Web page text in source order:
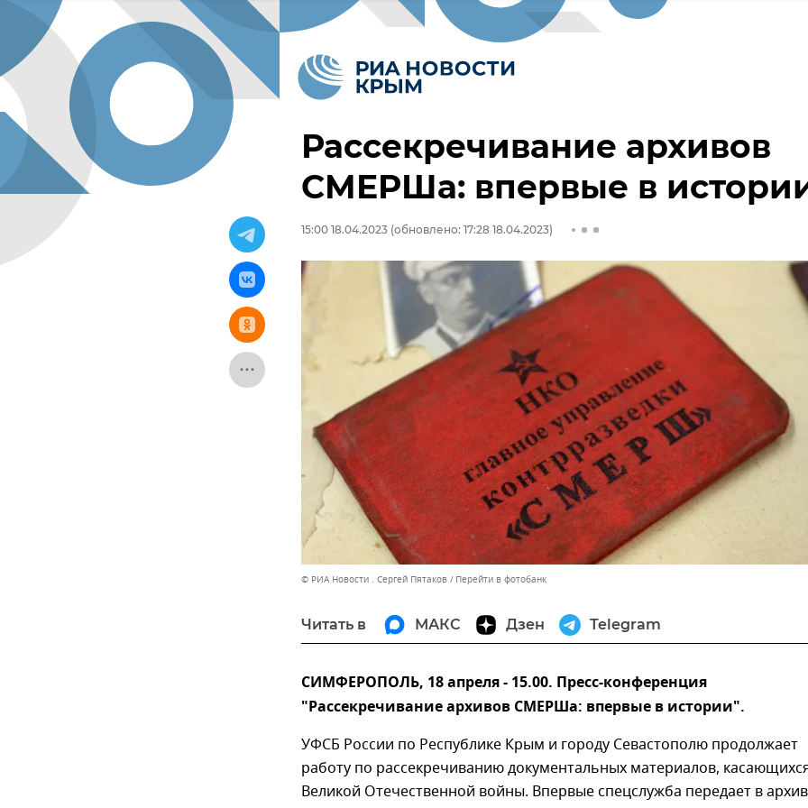
Рассекречивание архивов
СМЕРШа: впервые в
15:00 18.04.2023 (обновлено: 17:28 18.04.2023)
© РИА Новости . Сергей Пятаков Перейти в фотобанк
Читать в МАКС Дзен Telegram
СИМФЕРОПОЛЬ, 18 апреля - 15.00. Пресс-конференция
"Рассекречивание архивов СМЕРШа: впервые в истории".
УФСБ России по Республике Крым и городу Севастополю продолжает
работу по рассекречиванию документальных материалов,
Великой Отечественной войны. Впервые спецслужба передает в